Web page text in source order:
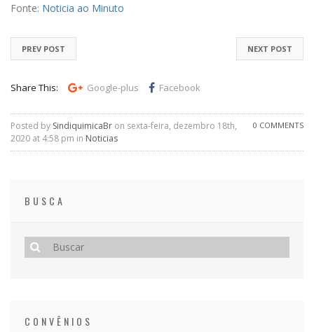
Fonte: Noticia ao Minuto
NEXT POST
PREV POST
Share This: Google-plus Facebook
0 COMMENTS
Posted by SindiquimicaBr on sexta-feira, dezembro 18th,
2020 at 4:58 pm in Noticias
BUSCA
CONVÊNIOS